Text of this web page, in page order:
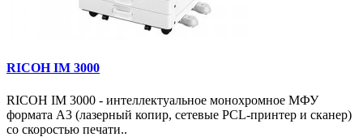
RICOH IM 3000
RICOH IM 3000 - интеллектуальное монохромное МФУ
формата А3 (лазерный копир, сетевые PCL-принтер и сканер)
со скоростью печати..